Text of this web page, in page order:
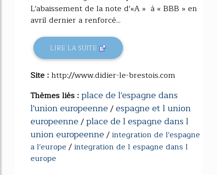
L'abaissement de la note d'«A » à « BBB » en
avril dernier a renforcé...
LIRE LA SUITE
Site :http://www.didier-le-brestois.com
Thèmes liés :place de l'espagne dans
l'union europeenne/espagne et l union
europeenne/place de l espagne dans l
union europeenne/integration de l'espagne
a l'europe/integration de l espagne dans l
europe